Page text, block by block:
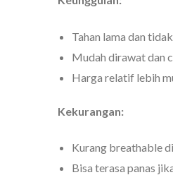
Tahan lama dan
Mudah dirawat dan
Harga relatif lebih
Kekurangan:
Kurang breathable
Bisa terasa panas